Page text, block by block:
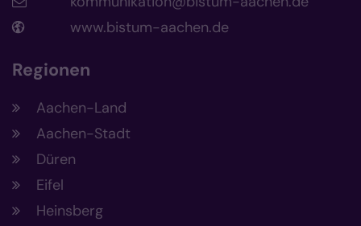
www.bistum-aachen.de
Regionen
Aachen-Land
Aachen-Stadt
Düren
Eifel
Heinsberg